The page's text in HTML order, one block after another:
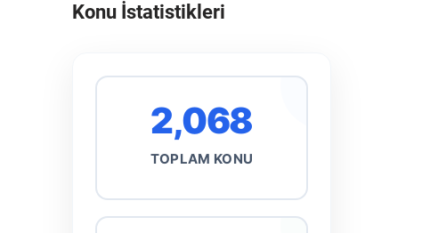
Konu İstatistikleri
2,068
TOPLAM KONU